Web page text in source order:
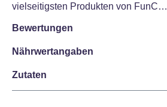
vielseitigsten Produkten von FunC…
Bewertungen
Nährwertangaben
Zutaten